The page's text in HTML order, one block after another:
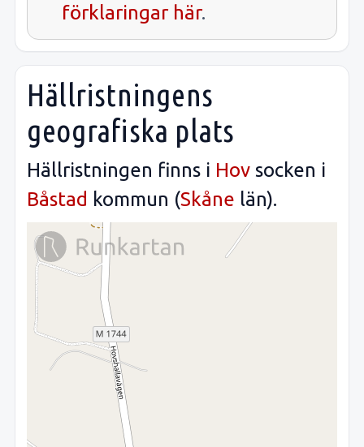
förklaringar här.
Hällristningens
geografiska plats
Hällristningen finns i Hov socken i
Båstad kommun (Skåne län).